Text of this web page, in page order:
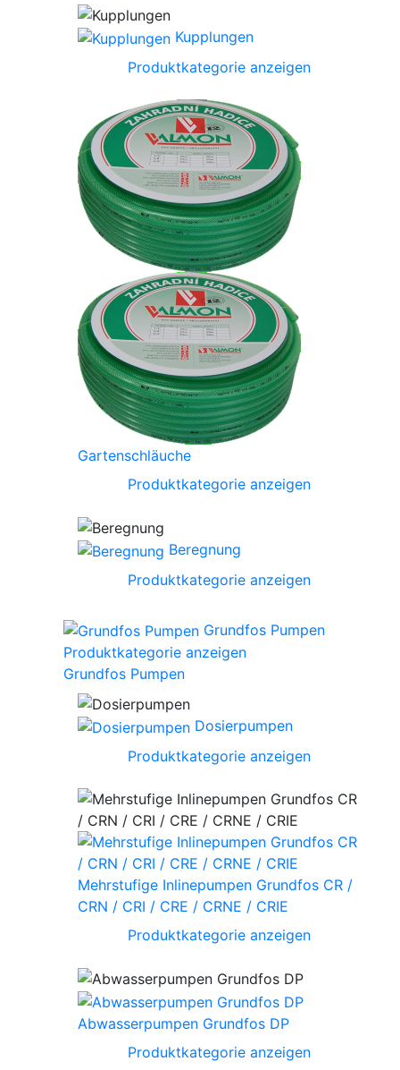
Kupplungen
Produktkategorie anzeigen
Gartenschläuche
Produktkategorie anzeigen
Beregnung
Produktkategorie anzeigen
Grundfos Pumpen
Produktkategorie anzeigen
Grundfos Pumpen
Dosierpumpen
Produktkategorie anzeigen
Mehrstufige Inlinepumpen Grundfos CR /
CRN / CRI / CRE / CRNE / CRIE
Produktkategorie anzeigen
Abwasserpumpen Grundfos DP
Produktkategorie anzeigen